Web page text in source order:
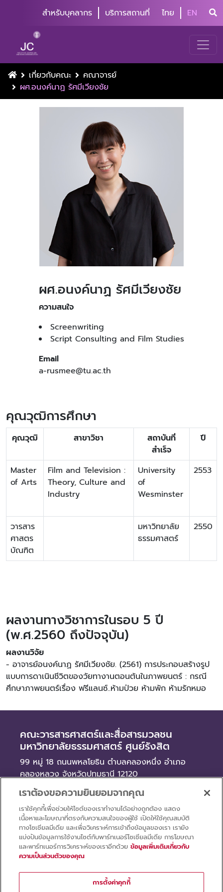
สำหรับบุคลากร บริการสถานที่ ไทย EN
เกี่ยวกับคณะ
คณาจารย์
ผศ.อนงค์นาฏ รัศมีเวียงชัย
ผศ.อนงค์นาฏ รัศมีเวียงชัย
ความสนใจ
Screenwriting
Script Consulting and Film Studies
Email
a-rusmee@tu.ac.th
คุณวุฒิการศึกษา
คุณวุฒิ สาขาวิชา
สถาบันที่
สำเร็จ
ปี
Master
of Arts
Film and Television :
Theory, Culture and
Industry
University
of
Wesminster
2553
วารสาร
ศาสตร
บัณฑิต
มหาวิทยาลัย
ธรรมศาสตร์
2550
ผลงานทางวิชาการในรอบ 5 ปี
(พ.ศ.2560 ถึงปัจจุบัน)
ผลงานวิจัย
- อาจารย์อนงค์นาฏ รัศมีเวียงชัย. (2561) การประกอบสร้างรูป
แบบการดาเนินชีวิตของวัยทางานตอนต้นในภาพยนตร์ : กรณี
ศึกษาภาพยนตร์เรื่อง ฟรีแลนซ์..ห้ามป่วย ห้ามพัก ห้ามรักหมอ
คณะวารสารศาสตร์และสื่อสารมวลชน
มหาวิทยาลัยธรรมศาสตร์ ศูนย์รังสิต
99 หมู่ 18 ถนนพหลโยธิน ตำบลคลองหนึ่ง อำเภอ
คลองหลวง จังหวัดปทุมธานี 12120
ข่าว
จัดซื้อจัดจ้าง
รับสมัครงาน
เราต้องขอความยินยอมจากคุณ
เราใช้คุกกี้เพื่อช่วยให้ไซต์ของเราทำงานได้อย่างถูกต้อง แสดง
เนื้อหาและโฆษณาที่ตรงกับความสนใจของผู้ใช้ เปิดให้ใช้คุณสมบัติ
ทางโซเชียลมีเดีย และเพื่อวิเคราะห์การเข้าถึงข้อมูลของเรา เรายัง
แบ่งปันข้อมูลการใช้งานไซต์กับพาร์ทเนอร์โซเชียลมีเดีย การโฆษณา
และพาร์ทเนอร์การวิเคราะห์ของเราอีกด้วย ข้อมูลเพิ่มเติมเกี่ยวกับ
ความเป็นส่วนตัวของคุณ
การตั้งค่าคุกกี้